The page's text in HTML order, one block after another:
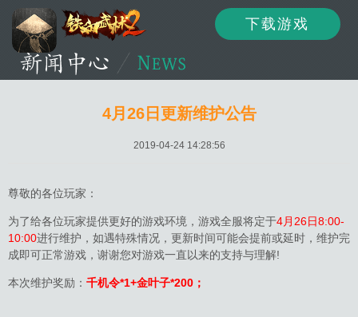
下载游戏
4月26日更新维护公告
2019-04-24 14:28:56
尊敬的各位玩家：
为了给各位玩家提供更好的游戏环境，游戏全服将定于4月26日8:00-
10:00进行维护，如遇特殊情况，更新时间可能会提前或延时，维护完
成即可正常游戏，谢谢您对游戏一直以来的支持与理解!
本次维护奖励： 千机令*1+金叶子*200；
资讯
论坛 下载 客服